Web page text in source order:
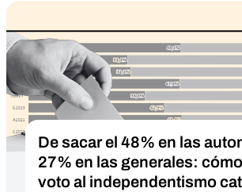
De sacar el 48% en las
27% en las generales:
voto al independentismo